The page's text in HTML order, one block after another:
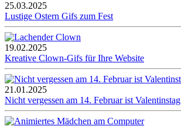
25.03.2025
Lustige Ostern Gifs zum Fest
19.02.2025
Kreative Clown-Gifs für Ihre Website
21.01.2025
Nicht vergessen am 14. Februar ist Valentinstag